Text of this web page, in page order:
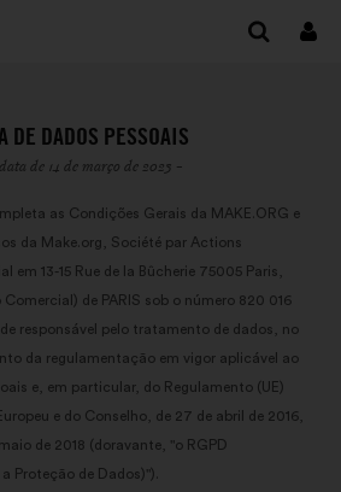
DE DADOS PESSOAIS
de 14 de março de 2023 -
as Condições Gerais da MAKE.ORG e
da Make.org, Société par Actions
em 13-15 Rue de la Bûcherie 75005 Paris,
de PARIS sob o número 820 016
responsável pelo tratamento de dados, no
da regulamentação em vigor aplicável ao
e, em particular, do Regulamento (UE)
e do Conselho, de 27 de abril de 2016,
de 2018 (doravante, "o RGPD
Proteção de Dados)").